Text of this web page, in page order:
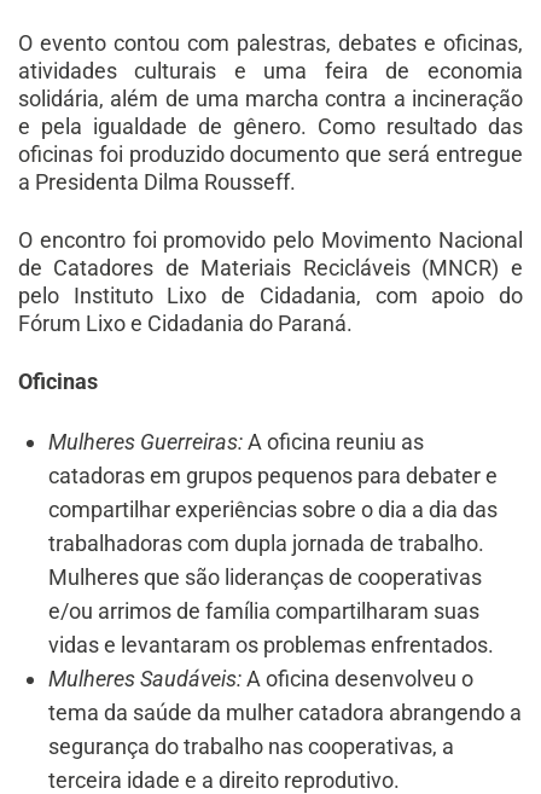
O evento contou com palestras, debates e oficinas,
atividades culturais e uma feira de economia
solidária, além de uma marcha contra a incineração
e pela igualdade de gênero. Como resultado das
oficinas foi produzido documento que será entregue
a Presidenta Dilma Rousseff.
O encontro foi promovido pelo Movimento Nacional
de Catadores de Materiais Recicláveis (MNCR) e
pelo Instituto Lixo de Cidadania, com apoio do
Fórum Lixo e Cidadania do Paraná.
Oficinas
Mulheres Guerreiras:A oficina reuniu as
catadoras em grupos pequenos para debater e
compartilhar experiências sobre o dia a dia das
trabalhadoras com dupla jornada de trabalho.
Mulheres que são lideranças de cooperativas
e/ou arrimos de família compartilharam suas
vidas e levantaram os problemas enfrentados.
Mulheres Saudáveis:A oficina desenvolveu o
tema da saúde da mulher catadora abrangendo a
segurança do trabalho nas cooperativas, a
terceira idade e a direito reprodutivo.